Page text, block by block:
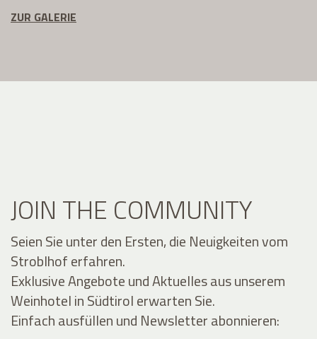
ZUR GALERIE
JOIN THE COMMUNITY
Seien Sie unter den Ersten, die Neuigkeiten vom
Stroblhof erfahren.
Exklusive Angebote und Aktuelles aus unserem
Weinhotel in Südtirol erwarten Sie.
Einfach ausfüllen und Newsletter abonnieren: